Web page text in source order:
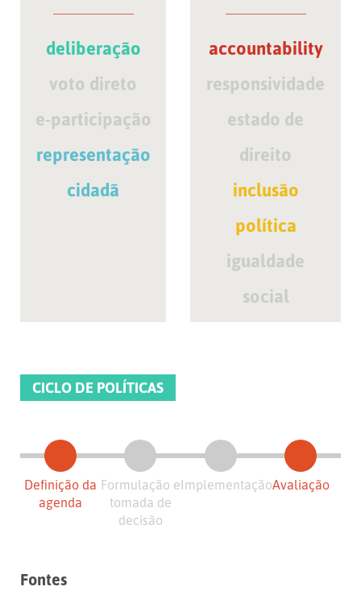
deliberação
voto direto
e-participação
representação
cidadã
accountability
responsividade
estado de
direito
inclusão
política
igualdade
social
CICLO DE POLÍTICAS
Definição da
agenda
Formulação e
tomada de
decisão
ImplementaçãoAvaliação
Fontes